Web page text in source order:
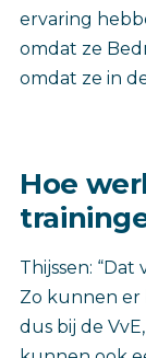
ervaring
omdat ze
omdat ze in
Hoe
Thijssen:
Zo kunnen er
dus bij de